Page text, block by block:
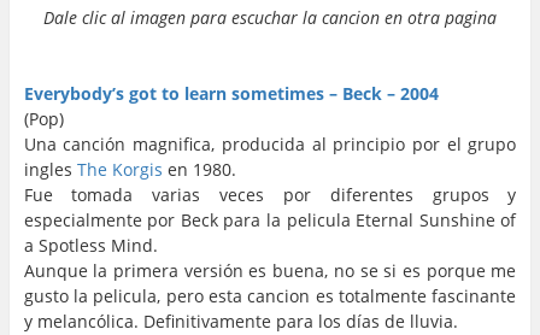
Dale clic al imagen para escuchar la cancion en otra pagina
Everybody’s got to learn sometimes – Beck – 2004
(Pop)
Una canción magnifica, producida al principio por el grupo
ingles The Korgis en 1980.
Fue tomada varias veces por diferentes grupos y
especialmente por Beck para la pelicula Eternal Sunshine of
a Spotless Mind.
Aunque la primera versión es buena, no se si es porque me
gusto la pelicula, pero esta cancion es totalmente fascinante
y melancólica. Definitivamente para los días de lluvia.